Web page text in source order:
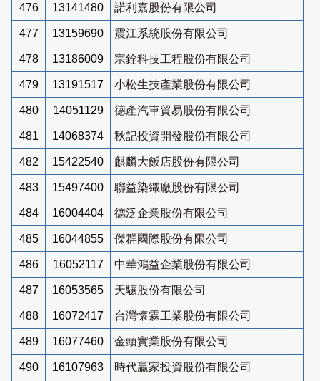
476 13141480 諾利嘉股份有限公司
477 13159690 震江系統股份有限公司
478 13186009 宗銓科技工程股份有限公司
479 13191517 小松生技產業股份有限公司
480 14051129 德產汽車貿易股份有限公司
481 14068374 秋記投資開發股份有限公司
482 15422540 麒麟大飯店股份有限公司
483 15497400 聯益染織廠股份有限公司
484 16004404 德泛企業股份有限公司
485 16044855 傑群國際股份有限公司
486 16052117 中華鴻益企業股份有限公司
487 16053565 天驤股份有限公司
488 16072417 台灣懷霖工業股份有限公司
489 16077460 金頭實業股份有限公司
490 16107963 時代贏家投資股份有限公司